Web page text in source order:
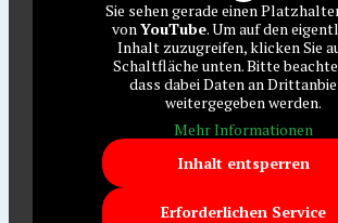
Sie sehen gerade einen
vonYouTube. Um auf den
Inhalt zuzugreifen, klicken Sie
Schaltfläche unten. Bitte
dass dabei Daten an
weitergegeben werden.
Mehr Informationen
Inhalt entsperren
Erforderlichen Service